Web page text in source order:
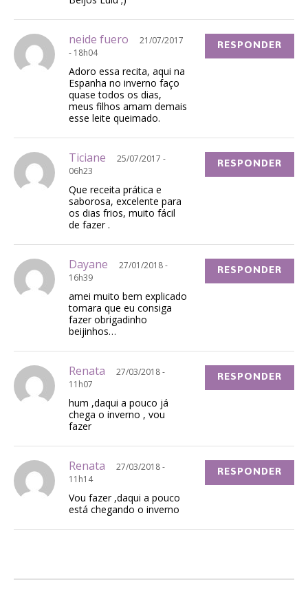
neide fuero
21/07/2017
- 18h04
Adoro essa recita, aqui na
Espanha no inverno faço
quase todos os dias,
meus filhos amam demais
esse leite queimado.
RESPONDER
Ticiane
25/07/2017 -
06h23
Que receita prática e
saborosa, excelente para
os dias frios, muito fácil
de fazer .
RESPONDER
Dayane
27/01/2018 -
16h39
amei muito bem explicado
tomara que eu consiga
fazer obrigadinho
beijinhos…
RESPONDER
Renata
27/03/2018 -
11h07
hum ,daqui a pouco já
chega o inverno , vou
fazer
RESPONDER
Renata
27/03/2018 -
11h14
Vou fazer ,daqui a pouco
está chegando o inverno
RESPONDER